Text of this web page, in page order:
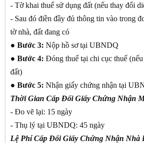
- Tờ khai thuế sử dụng đất (nếu thay đổi
- Sau đó điền đầy đủ thông tin vào trong
tờ nhà, đất đang có
● Bước 3: Nộp hồ sơ tại UBNDQ
● Bước 4: Đóng thuế tại chi cục thuế
đất)
● Bước 5: Nhận giấy chứng nhận tại
Thời Gian Cấp Đổi Giấy Chứng Nhận
- Đo vẽ lại: 15 ngày
- Thụ lý tại UBNDQ: 45 ngày
Lệ Phí Cấp Đổi Giấy Chứng Nhận Nhà